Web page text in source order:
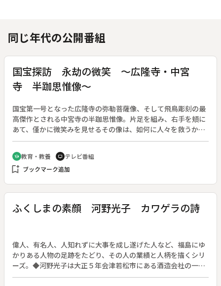
同じ年代の公開番組
国宝探訪 永劫の微笑 ～広隆寺・中宮
寺 半跏思惟像～
国宝第一号となった広隆寺の弥勒菩薩像、そして飛鳥彫刻の最
高傑作とされる中宮寺の半跏思惟像。片足を組み、右手を頬に
あて、僅かに微笑みを見せるその像は、如何に人々を救うかと
瞑想にふける菩薩の姿を映しているといわれる。聖徳太子に始
まる飛鳥時代、朝鮮半島との文化交流と共に、全国各地に半跏
思惟像が広がったといわれるが、その後、中国・唐などと直接
交流する時代となり、次第に廃れていった。二つの仏像を中心
◆木造弥勒菩薩半跏像【国宝】（広隆寺蔵）、木造弥勒菩薩半
跏像【国宝】（中宮寺蔵）
school 教育・教養 tv テレビ番組
bookmark_add ブックマーク追加
ふくしまの素顔 河野光子 カワゲラの詩
偉人、有名人、人知れずに大事を成し遂げた人など、福島にゆ
かりある人物の足跡をたどり、その人の業績と人柄を描くシリ
ーズ。◆河野光子は大正５年会津若松市にある酒造会社の一人
娘として生まれて、県立会津高等女子学校、東京女子高等師範